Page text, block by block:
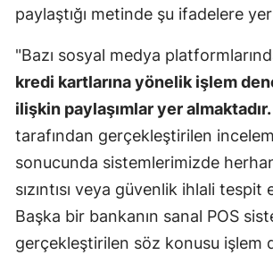
paylaştığı metinde şu ifadelere
"Bazı sosyal medya
kredi kartlarına yönelik işlem
ilişkin paylaşımlar yer almaktadır.
tarafından gerçekleştirilen
sonucunda sistemlerimizde
sızıntısı veya güvenlik ihlali tespit
Başka bir bankanın sanal POS
gerçekleştirilen söz konusu işlem